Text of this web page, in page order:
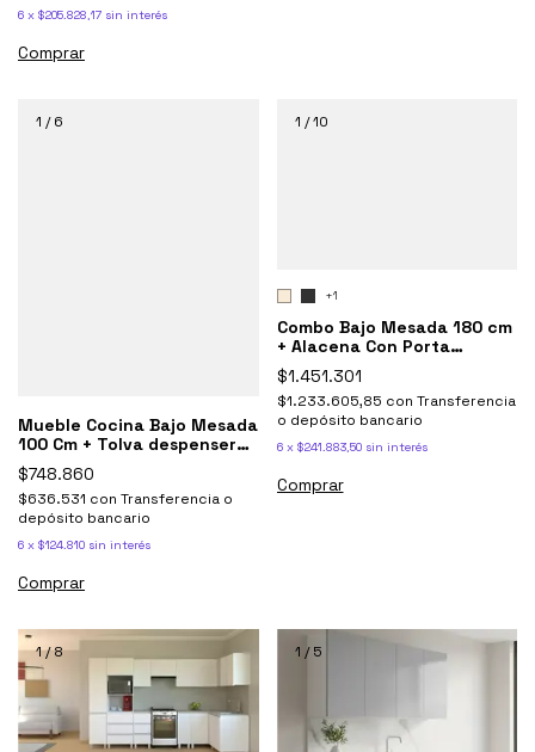
6 x $205.828,17 sin interés
Comprar
1 /6
Mueble Cocina Bajo Mesada
100 Cm + Tolva despensero
Potenza Blanco
$748.860
$636.531 con Transferencia o
depósito bancario
6 x $124.810 sin interés
Comprar
1 /10
+1
Combo Bajo Mesada 180 cm
+ Alacena Con Porta
Microondas Potenza
$1.451.301
$1.233.605,85 con Transferencia
o depósito bancario
6 x $241.883,50 sin interés
Comprar
1/8 1 /5